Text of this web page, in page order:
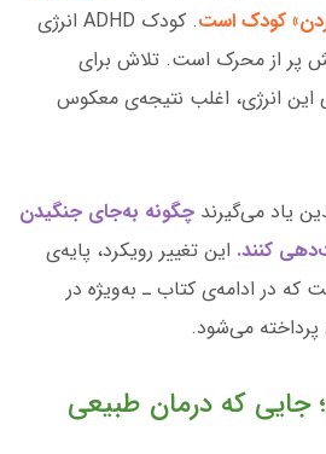
کودک است
. کودک ADHD انرژی
پر از محرک است. تلاش برای
این انرژی، اغلب نتیجه‌ی معکوس
یاد می‌گیرند چگونه به‌جای جنگیدن
کنند. این تغییر رویکرد، پایه‌ی
که در ادامه‌ی کتاب ـ به‌ویژه در
می‌شود.
جایی که درمان طبیعی